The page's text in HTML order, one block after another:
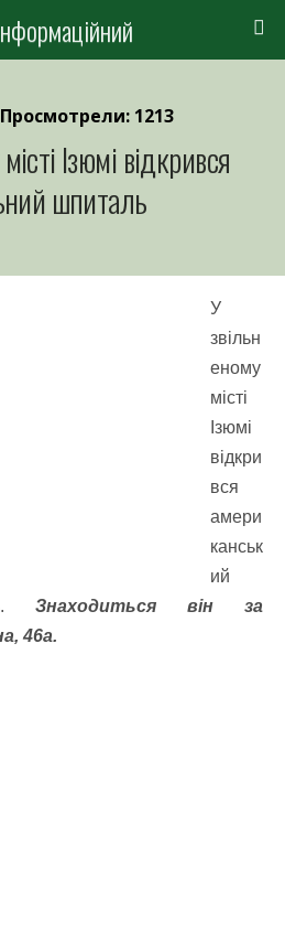
Просмотрели: 1213
Ізюмі відкрився
шпиталь
У
звільн
еному
місті
Ізюмі
відкри
вся
амери
канськ
ий
Знаходиться він за
46а.